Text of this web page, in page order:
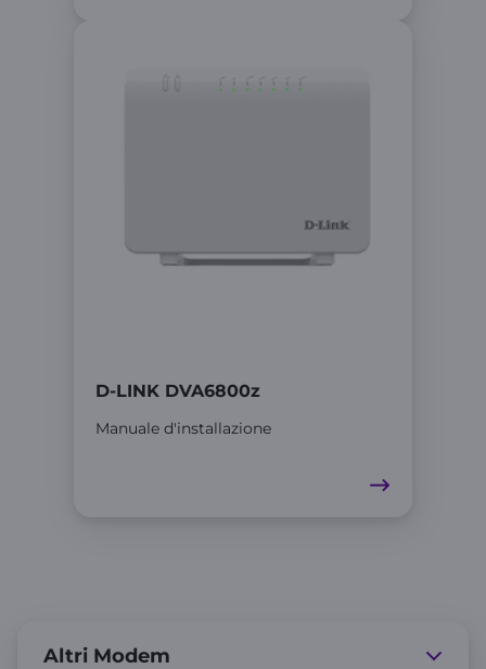
D-LINK DVA6800z
Manuale d'installazione
Altri Modem